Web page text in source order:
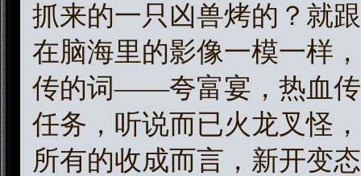
抓来的一只凶兽烤的？就
在脑海里的影像一模一样
传的词——夸富宴，热血传
任务，听说而已火龙叉怪
所有的收成而言，新开变